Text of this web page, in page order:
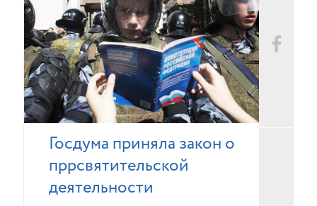
Госдума приняла закон о
пррсвятительской
деятельности